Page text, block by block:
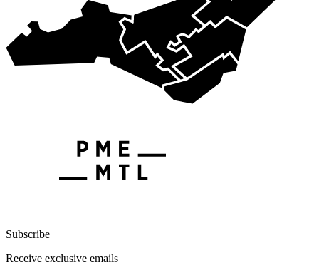
Subscribe
Receive exclusive emails